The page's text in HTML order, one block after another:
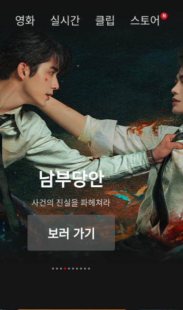
영화 실시간 클립 스토어 N
남부당안
사건의 진실을 파헤쳐라
보러 가기